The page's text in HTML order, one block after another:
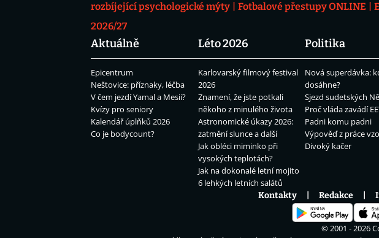
rozbíjející psychologické mýty
Fotbalové přestupy ONLINE
2026/27
Aktuálně
Epicentrum
Neštovice: příznaky, léčba
V čem jezdí Yamal a Mesii?
Kvízy pro seniory
Kalendář úplňků 2026
Co je bodycount?
Léto 2026
Karlovarský filmový festival
2026
Znamení, že jste potkali
někoho z minulého života
Astronomické úkazy 2026:
zatmění slunce a další
Jak obléci miminko při
vysokých teplotách?
Jak na dokonalé letní mojito
6 lehkých letních salátů
Politika
Nová superdávka:
dosáhne?
Sjezd sudetských
Proč vláda zavádí
Padni komu padni
Výpověď z práce
Divoký kačer
Kontakty Redakce
© 2001 - 2026